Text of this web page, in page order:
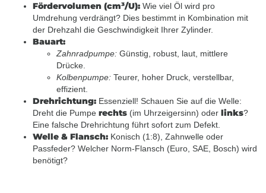
Fördervolumen (cm³/U): Wie viel Öl wird pro
Umdrehung verdrängt? Dies bestimmt in Kombination mit
der Drehzahl die Geschwindigkeit Ihrer Zylinder.
Bauart:
Zahnradpumpe: Günstig, robust, laut, mittlere
Drücke.
Kolbenpumpe: Teurer, hoher Druck, verstellbar,
effizient.
Drehrichtung: Essenziell! Schauen Sie auf die Welle:
Dreht die Pumpe rechts (im Uhrzeigersinn) oder links?
Eine falsche Drehrichtung führt sofort zum Defekt.
Welle & Flansch: Konisch (1:8), Zahnwelle oder
Passfeder? Welcher Norm-Flansch (Euro, SAE, Bosch) wird
benötigt?